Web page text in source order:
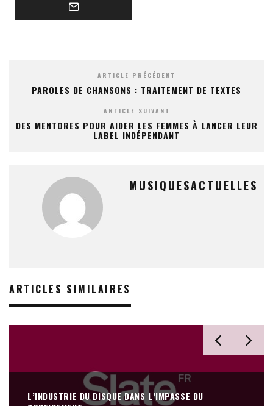
ARTICLE PRÉCÉDENT
PAROLES DE CHANSONS : TRAITEMENT DE TEXTES
ARTICLE SUIVANT
DES MENTORES POUR AIDER LES FEMMES À LANCER LEUR
LABEL INDÉPENDANT
MUSIQUESACTUELLES
ARTICLES SIMILAIRES
L’INDUSTRIE DU DISQUE DANS L’IMPASSE DU